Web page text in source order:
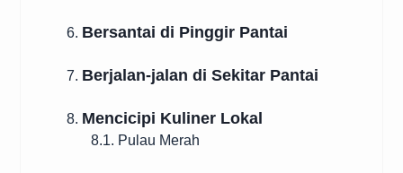
6. Bersantai di Pinggir Pantai
7. Berjalan-jalan di Sekitar Pantai
8. Mencicipi Kuliner Lokal
8.1. Pulau Merah